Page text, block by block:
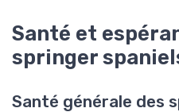
Santé et
springer
Santé générale des